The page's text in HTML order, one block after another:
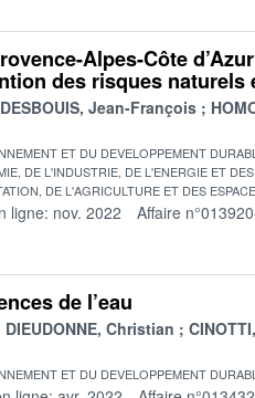
Alpes-Côte
des risques naturels
DESBOUIS, Jean-François
ET DU DEVELOPPEMENT
DE L'INDUSTRIE, DE L'ENERGIE ET
DE L'AGRICULTURE ET DES
ligne: nov. 2022 Affaire
de l’eau
DIEUDONNE, Christian
ET DU DEVELOPPEMENT